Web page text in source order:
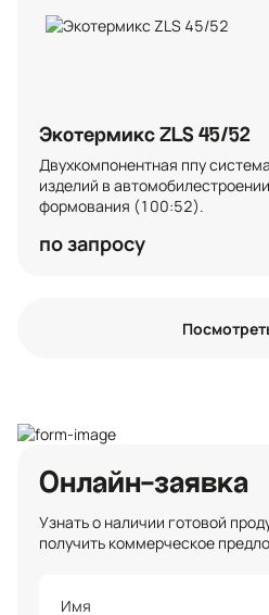
Экотермикс ZLS 45/52
Двухкомпонентная ппу
изделий в
формования (100:52).
по запросу
Онлайн-заявка
Узнать о наличии готовой
получить коммерческое